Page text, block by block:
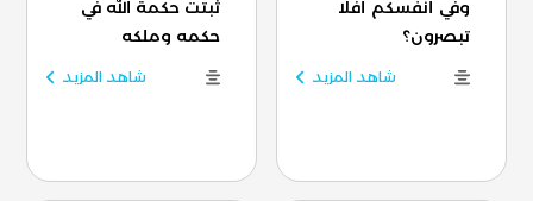
وفي أنفسكم أفلا
تبصرون؟
شاهد المزيد
ثبتت حكمة الله في
حكمه وملكه
شاهد المزيد